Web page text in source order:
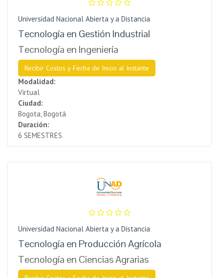
Universidad Nacional Abierta y a Distancia
Tecnología en Gestión Industrial
Tecnología en Ingeniería
Recibir Costos y Fecha de Inicio al Instante
Modalidad:
Virtual
Ciudad:
Bogota, Bogotá
Duración:
6 SEMESTRES
Universidad Nacional Abierta y a Distancia
Tecnología en Producción Agrícola
Tecnología en Ciencias Agrarias